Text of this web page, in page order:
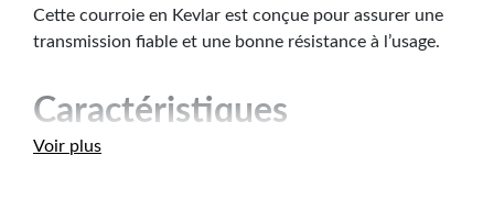
Cette courroie en Kevlar est conçue pour assurer une
transmission fiable et une bonne résistance à l’usage.
Caractéristiques
techniques
Voir plus